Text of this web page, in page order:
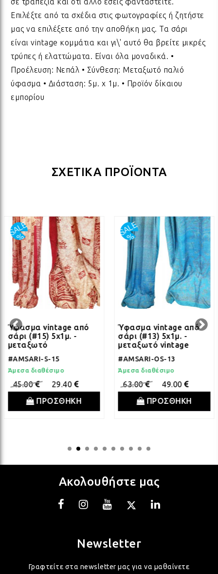
Επιλέξτε από τα σχέδια στις φωτογραφίες ή ζητήστε
μας να επιλέξετε από την αποθήκη μας. Τα σάρι
είναι vintage κομμάτια και γι\' αυτό θα βρείτε μικρές
τρύπες ή ελαττώματα. Είναι όλα μοναδικά. •
Προέλευση: Νεπάλ • Σύνθεση: Μεταξωτό παλιό
ύφασμα • Διάσταση: 5μ. x 1μ. • Προϊόν δίκαιου
εμπορίου
ΣΧΕΤΙΚΑ ΠΡΟΪΟΝΤΑ
Ύφασμα vintage από
σάρι (#15) 5x1μ. -
μεταξωτό
#AMSARI-S-15
Άμεσα διαθέσιμο
45.00
29.40
ΠΡΟΣΘΗΚΗ
Ύφασμα vintage από
σάρι (#13) 5x1μ. -
μεταξωτό vintage
#AMSARI-OS-13
Άμεσα διαθέσιμο
63.00
49.00
ΠΡΟΣΘΗΚΗ
Ακολουθήστε μας
Newsletter
Γραφτείτε στα newsletter μας για να μαθαίνετε